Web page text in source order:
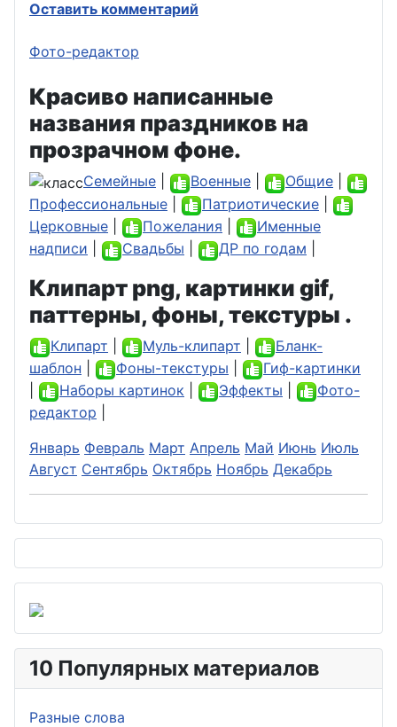
Оставить комментарий
Фото-редактор
Красиво написанные
названия праздников на
прозрачном фоне.
Семейные Военные Общие
Профессиональные
Патриотические
Церковные
Пожелания
Именные
надписи
Свадьбы ДР по годам
Клипарт png, картинки gif,
паттерны, фоны, текстуры .
Клипарт Муль-клипарт
Бланк-
шаблон
Фоны-текстуры
Гиф-картинки
Наборы картинок Эффекты
Фото-
редактор
Январь Февраль Март Апрель Май Июнь Июль
Август Сентябрь Октябрь Ноябрь Декабрь
10 Популярных материалов
Разные слова